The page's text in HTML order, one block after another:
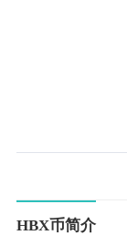
HBX币简介